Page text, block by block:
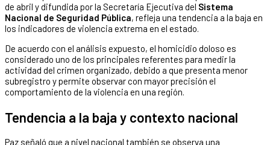
de abril y difundida por la Secretaría Ejecutiva del Sistema
Nacional de Seguridad Pública, refleja una tendencia a la baja en
los indicadores de violencia extrema en el estado.
De acuerdo con el análisis expuesto, el homicidio doloso es
considerado uno de los principales referentes para medir la
actividad del crimen organizado, debido a que presenta menor
subregistro y permite observar con mayor precisión el
comportamiento de la violencia en una región.
Tendencia a la baja y contexto nacional
Paz señaló que a nivel nacional también se observa una